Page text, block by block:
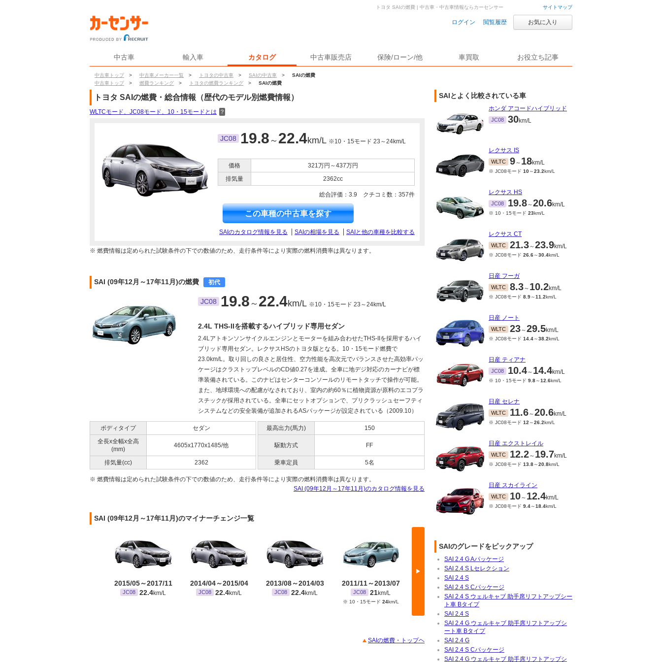
サイトマップ
ログイン 閲覧履歴 お気に入り
中古車 輸入車 カタログ 中古車販売店 保険/ローン/他 車買取 お役立ち記事
中古車トップ > 中古車メーカー一覧 > トヨタの中古車 > SAIの中古車 >
SAIの燃費
中古車トップ
> 燃費ランキング > トヨタの燃費ランキング > SAIの燃費
トヨタ SAIの燃費 | 中古車・中古車情報ならカーセンサー
トヨタ SAI の燃費・総合情報（歴代のモデル別燃費情報）
WLTCモード、JC08モード、10・15モードとは ？
JC08 19.8 ～ 22.4km/L ※10・15モード 23～24km/L
価格
321万円～437万円
排気量
2362cc
総合評価： 3.9 クチコミ数： 357件
この車種の中古車を探す
SAIのカタログ情報を見る SAIの相場を見る SAIと他の車種を比較する
※ 燃費情報は定められた試験条件の下での数値のため、走行条件等により実際の燃料消費率は異なります。
SAI (09年12月～17年11月)の燃費 初代
JC08 19.8 ～ 22.4km/L ※10・15モード 23～24km/L
2.4L THS-IIを搭載するハイブリッド専用セダン
2.4Lアトキンソンサイクルエンジンとモーターを組み合わせたTHS-IIを採用するハイ
ブリッド専用セダン。レクサスHSのトヨタ版となる。10・15モード燃費で
23.0km/L。取り回しの良さと居住性、空力性能を高次元でバランスさせた高効率パッ
ケージはクラストップレベルのCD値0.27を達成。全車に地デジ対応のカーナビが標
準装備されている。このナビはセンターコンソールのリモートタッチで操作が可能。
また、地球環境への配慮がなされており、室内の約60％に植物資源が原料のエコプラ
スチックが採用されている。全車にセットオプションで、プリクラッシュセーフティ
システムなどの安全装備が追加されるASパッケージが設定されている（2009.10）
ボディタイプ セダン 最高出力(馬力)
150
全長x全幅x全高
(mm)
4605x1770x1485/他 駆動方式 FF
排気量(cc) 2362 乗車定員 5名
※ 燃費情報は定められた試験条件の下での数値のため、走行条件等により実際の燃料消費率は異なります。
SAI (09年12月～17年11月)のカタログ情報を見る
SAI (09年12月～17年11月)のマイナーチェンジ一覧
▶
2015/05～2017/11
JC08 22.4km/L
2014/04～2015/04
JC08 22.4km/L
2013/08～2014/03
JC08 22.4km/L
2011/11～2013/07
JC08 21km/L
※ 10・15モード 24km/L
2009/12～2011/10
19.8 km/L
※ 10・15モード23km/L
SAIの燃費・トップヘ
SAIとよく比較されている車
ホンダ アコードハイブリッド
JC08 30km/L
レクサス IS
WLTC 9～ 18km/L
※ JC08モード 10～23.2km/L
レクサス HS
JC08 19.8～20.6km/L
※ 10・15モード 23km/L
レクサス CT
WLTC 21.3～23.9km/L
※ JC08モード 26.6～30.4km/L
日産 フーガ
WLTC 8.3～ 10.2km/L
※ JC08モード 8.9～11.2km/L
日産 ノート
WLTC 23～29.5km/L
※ JC08モード 14.4～38.2km/L
日産 ティアナ
JC08 10.4～ 14.4km/L
※ 10・15モード 9.8～12.6km/L
日産 セレナ
WLTC 11.6～20.6km/L
※ JC08モード 12 ～26.2km/L
日産 エクストレイル
WLTC 12.2～ 19.7km/L
※ JC08モード 13.8～20.8km/L
日産 スカイライン
WLTC 10～ 12.4km/L
※ JC08モード 9.4～18.4km/L
SAIのグレードをピックアップ
SAI 2.4 G Aパッケージ
SAI 2.4 S Lセレクション
SAI 2.4 S
SAI 2.4 S Cパッケージ
SAI 2.4 S ウェルキャブ 助手席リフトアップシー
ト車 Bタイプ
SAI 2.4 S
SAI 2.4 G ウェルキャブ 助手席リフトアップシ
ート車 Bタイプ
SAI 2.4 G
SAI 2.4 S Cパッケージ
SAI 2.4 G ウェルキャブ 助手席リフトアップシ